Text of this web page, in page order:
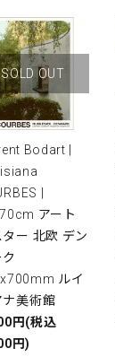
SOLD OUT
Bodart |
|
アート
ー 北欧 デン
ルイ
ナ美術館
円(税込
円)